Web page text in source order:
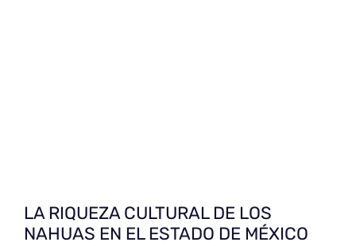
LA RIQUEZA CULTURAL DE LOS
NAHUAS EN EL ESTADO DE MÉXICO